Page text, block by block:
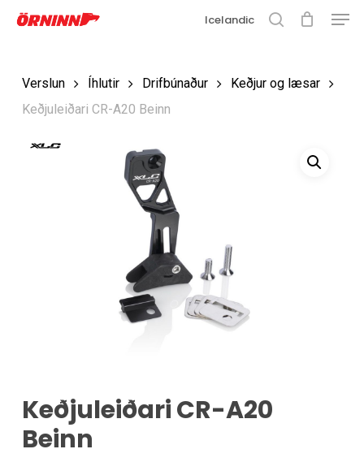
Fara
Loka
Icelandic
Verslun Íhlutir Drifbúnaður
Keðjur og læsar
Keðjuleiðari CR-A20 Beinn
Keðjuleiðari CR-A20
Beinn